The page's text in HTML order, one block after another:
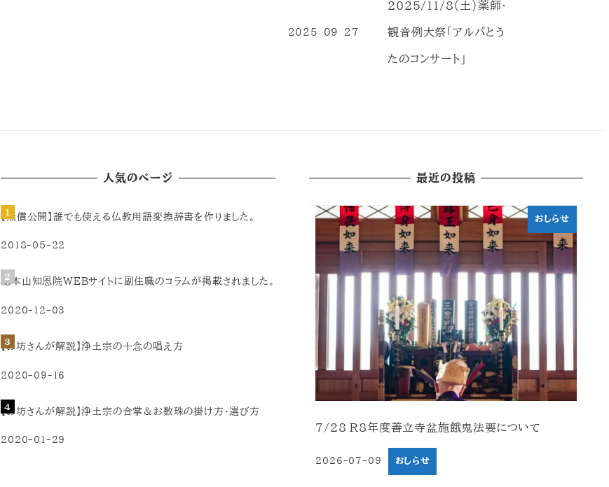
2025/11/8（土）薬師・
観音例大祭「アルパとう
たのコンサート」
2025-09-27
人気のページ
【無償公開】誰でも使える仏教用語変換辞書を作りました。
2018-05-22
総本山知恩院WEBサイトに副住職のコラムが掲載されました。
2020-12-03
【お坊さんが解説】浄土宗の十念の唱え方
2020-09-16
【お坊さんが解説】浄土宗の合掌＆お数珠の掛け方・選び方
2020-01-29
最近の投稿
おしらせ
7/28 R8年度善立寺盆施餓鬼法要について
2026-07-09 おしらせ